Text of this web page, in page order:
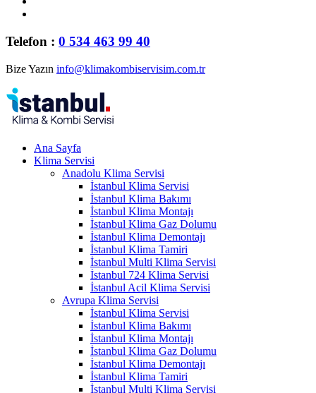
Telefon : 0 534 463 99 40
Bize Yazın info@klimakombiservisim.com.tr
Ana Sayfa
Klima Servisi
Anadolu Klima Servisi
İstanbul Klima Servisi
İstanbul Klima Bakımı
İstanbul Klima Montajı
İstanbul Klima Gaz Dolumu
İstanbul Klima Demontajı
İstanbul Klima Tamiri
İstanbul Multi Klima Servisi
İstanbul 724 Klima Servisi
İstanbul Acil Klima Servisi
Avrupa Klima Servisi
İstanbul Klima Servisi
İstanbul Klima Bakımı
İstanbul Klima Montajı
İstanbul Klima Gaz Dolumu
İstanbul Klima Demontajı
İstanbul Klima Tamiri
İstanbul Multi Klima Servisi